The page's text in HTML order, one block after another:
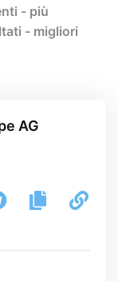
- più
- migliori
AG